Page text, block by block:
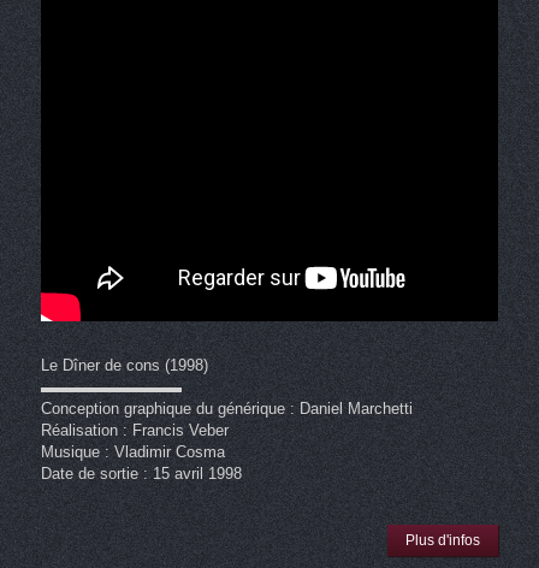
Le Dîner de cons (1998)
▬▬▬▬▬▬▬▬▬
Conception graphique du générique : Daniel Marchetti
Réalisation : Francis Veber
Musique : Vladimir Cosma
Date de sortie : 15 avril 1998
Plus d'infos